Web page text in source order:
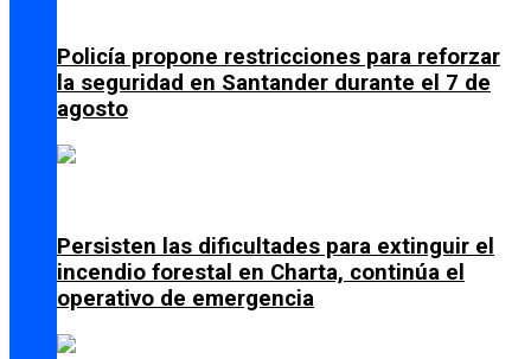
Policía propone restricciones para reforzar
la seguridad en Santander durante el 7 de
agosto
Persisten las dificultades para extinguir el
incendio forestal en Charta, continúa el
operativo de emergencia